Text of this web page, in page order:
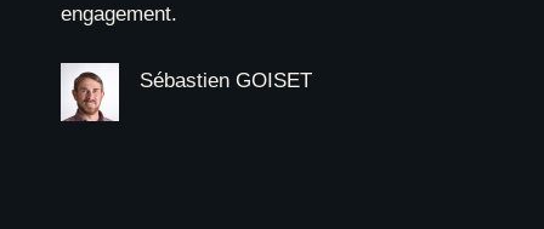
engagement.
Sébastien GOISET